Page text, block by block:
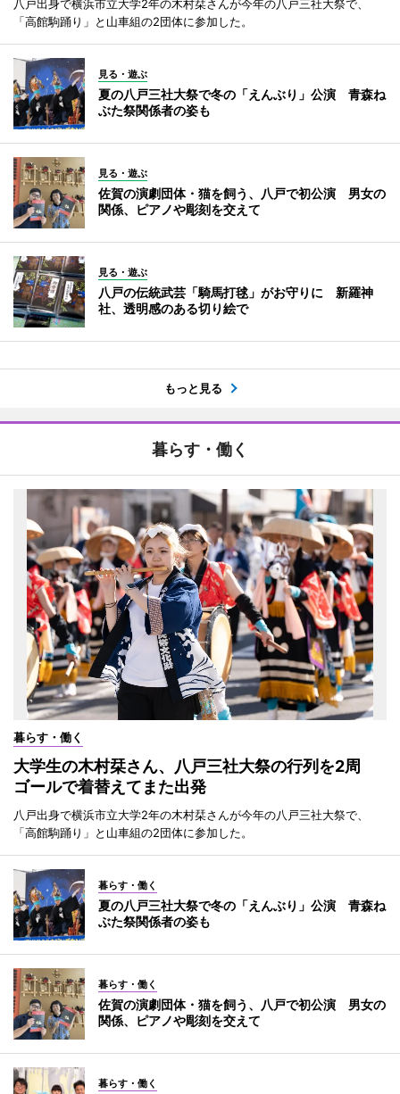
八戸出身で横浜市立大学2年の木村栞さんが今年の八戸三社大祭で、
「高館駒踊り」と山車組の2団体に参加した。
見る・遊ぶ
夏の八戸三社大祭で冬の「えんぶり」公演 青森ね
ぶた祭関係者の姿も
見る・遊ぶ
佐賀の演劇団体・猫を飼う、八戸で初公演 男女の
関係、ピアノや彫刻を交えて
見る・遊ぶ
八戸の伝統武芸「騎馬打毬」がお守りに 新羅神
社、透明感のある切り絵で
もっと見る
暮らす・働く
暮らす・働く
大学生の木村栞さん、八戸三社大祭の行列を2周
ゴールで着替えてまた出発
八戸出身で横浜市立大学2年の木村栞さんが今年の八戸三社大祭で、
「高館駒踊り」と山車組の2団体に参加した。
暮らす・働く
夏の八戸三社大祭で冬の「えんぶり」公演 青森ね
ぶた祭関係者の姿も
暮らす・働く
佐賀の演劇団体・猫を飼う、八戸で初公演 男女の
関係、ピアノや彫刻を交えて
暮らす・働く